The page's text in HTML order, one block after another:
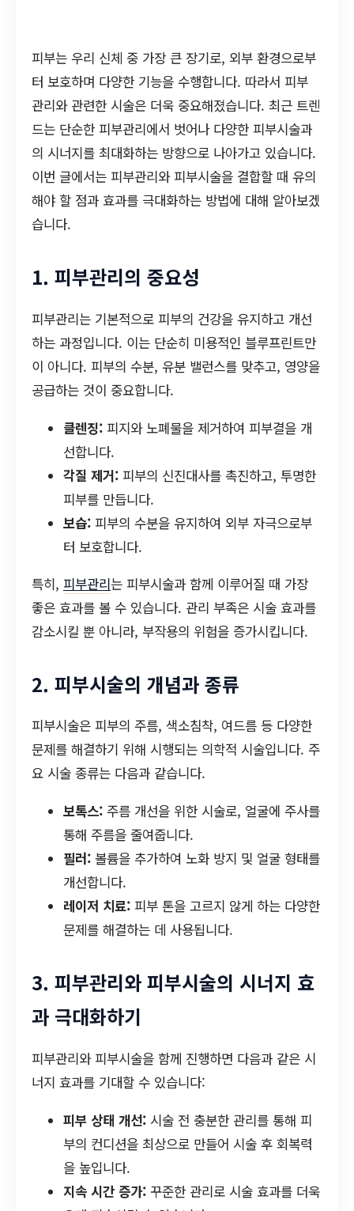
피부는 우리 신체 중 가장 큰 장기로, 외부 환경으로부
터 보호하며 다양한 기능을 수행합니다. 따라서 피부
관리와 관련한 시술은 더욱 중요해졌습니다. 최근 트렌
드는 단순한 피부관리에서 벗어나 다양한 피부시술과
의 시너지를 최대화하는 방향으로 나아가고 있습니다.
이번 글에서는 피부관리와 피부시술을 결합할 때 유의
해야 할 점과 효과를 극대화하는 방법에 대해 알아보겠
습니다.
1. 피부관리의 중요성
피부관리는 기본적으로 피부의 건강을 유지하고 개선
하는 과정입니다. 이는 단순히 미용적인 블루프린트만
이 아니다. 피부의 수분, 유분 밸런스를 맞추고, 영양을
공급하는 것이 중요합니다.
클렌징: 피지와 노폐물을 제거하여 피부결을 개
선합니다.
각질 제거: 피부의 신진대사를 촉진하고, 투명한
피부를 만듭니다.
보습: 피부의 수분을 유지하여 외부 자극으로부
터 보호합니다.
특히, 피부관리는 피부시술과 함께 이루어질 때 가장
좋은 효과를 볼 수 있습니다. 관리 부족은 시술 효과를
감소시킬 뿐 아니라, 부작용의 위험을 증가시킵니다.
2. 피부시술의 개념과 종류
피부시술은 피부의 주름, 색소침착, 여드름 등 다양한
문제를 해결하기 위해 시행되는 의학적 시술입니다. 주
요 시술 종류는 다음과 같습니다.
보톡스: 주름 개선을 위한 시술로, 얼굴에 주사를
통해 주름을 줄여줍니다.
필러: 볼륨을 추가하여 노화 방지 및 얼굴 형태를
개선합니다.
레이저 치료: 피부 톤을 고르지 않게 하는 다양한
문제를 해결하는 데 사용됩니다.
3. 피부관리와 피부시술의 시너지 효
과 극대화하기
피부관리와 피부시술을 함께 진행하면 다음과 같은 시
너지 효과를 기대할 수 있습니다:
피부 상태 개선: 시술 전 충분한 관리를 통해 피
부의 컨디션을 최상으로 만들어 시술 후 회복력
을 높입니다.
지속 시간 증가: 꾸준한 관리로 시술 효과를 더욱